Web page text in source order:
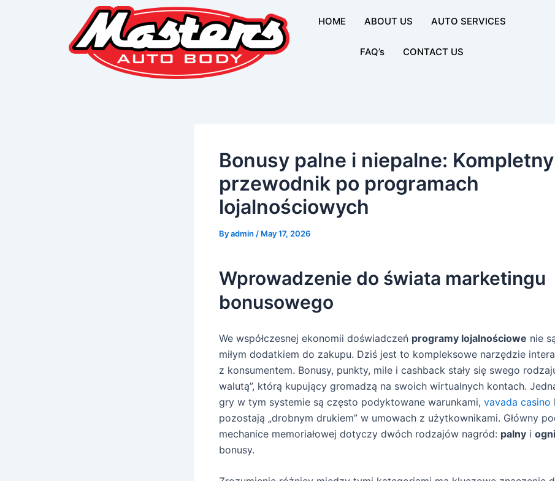
HOME ABOUT US AUTO SERVICES
FAQ’s CONTACT US
Bonusy palne i niepalne: Kompletny
przewodnik po programach
lojalnościowych
Byadmin / May 17, 2026
Wprowadzenie do świata marketingu
bonusowego
We współczesnej ekonomii doświadczeń programy lojalnościowe nie
miłym dodatkiem do zakupu. Dziś jest to kompleksowe narzędzie
z konsumentem. Bonusy, punkty, mile i cashback stały się swego
walutą”, którą kupujący gromadzą na swoich wirtualnych kontach.
gry w tym systemie są często podyktowane warunkami, vavada casino
pozostają „drobnym drukiem” w umowach z użytkownikami. Główny
mechanice memoriałowej dotyczy dwóch rodzajów nagród: palny i
bonusy.
Post
navigation